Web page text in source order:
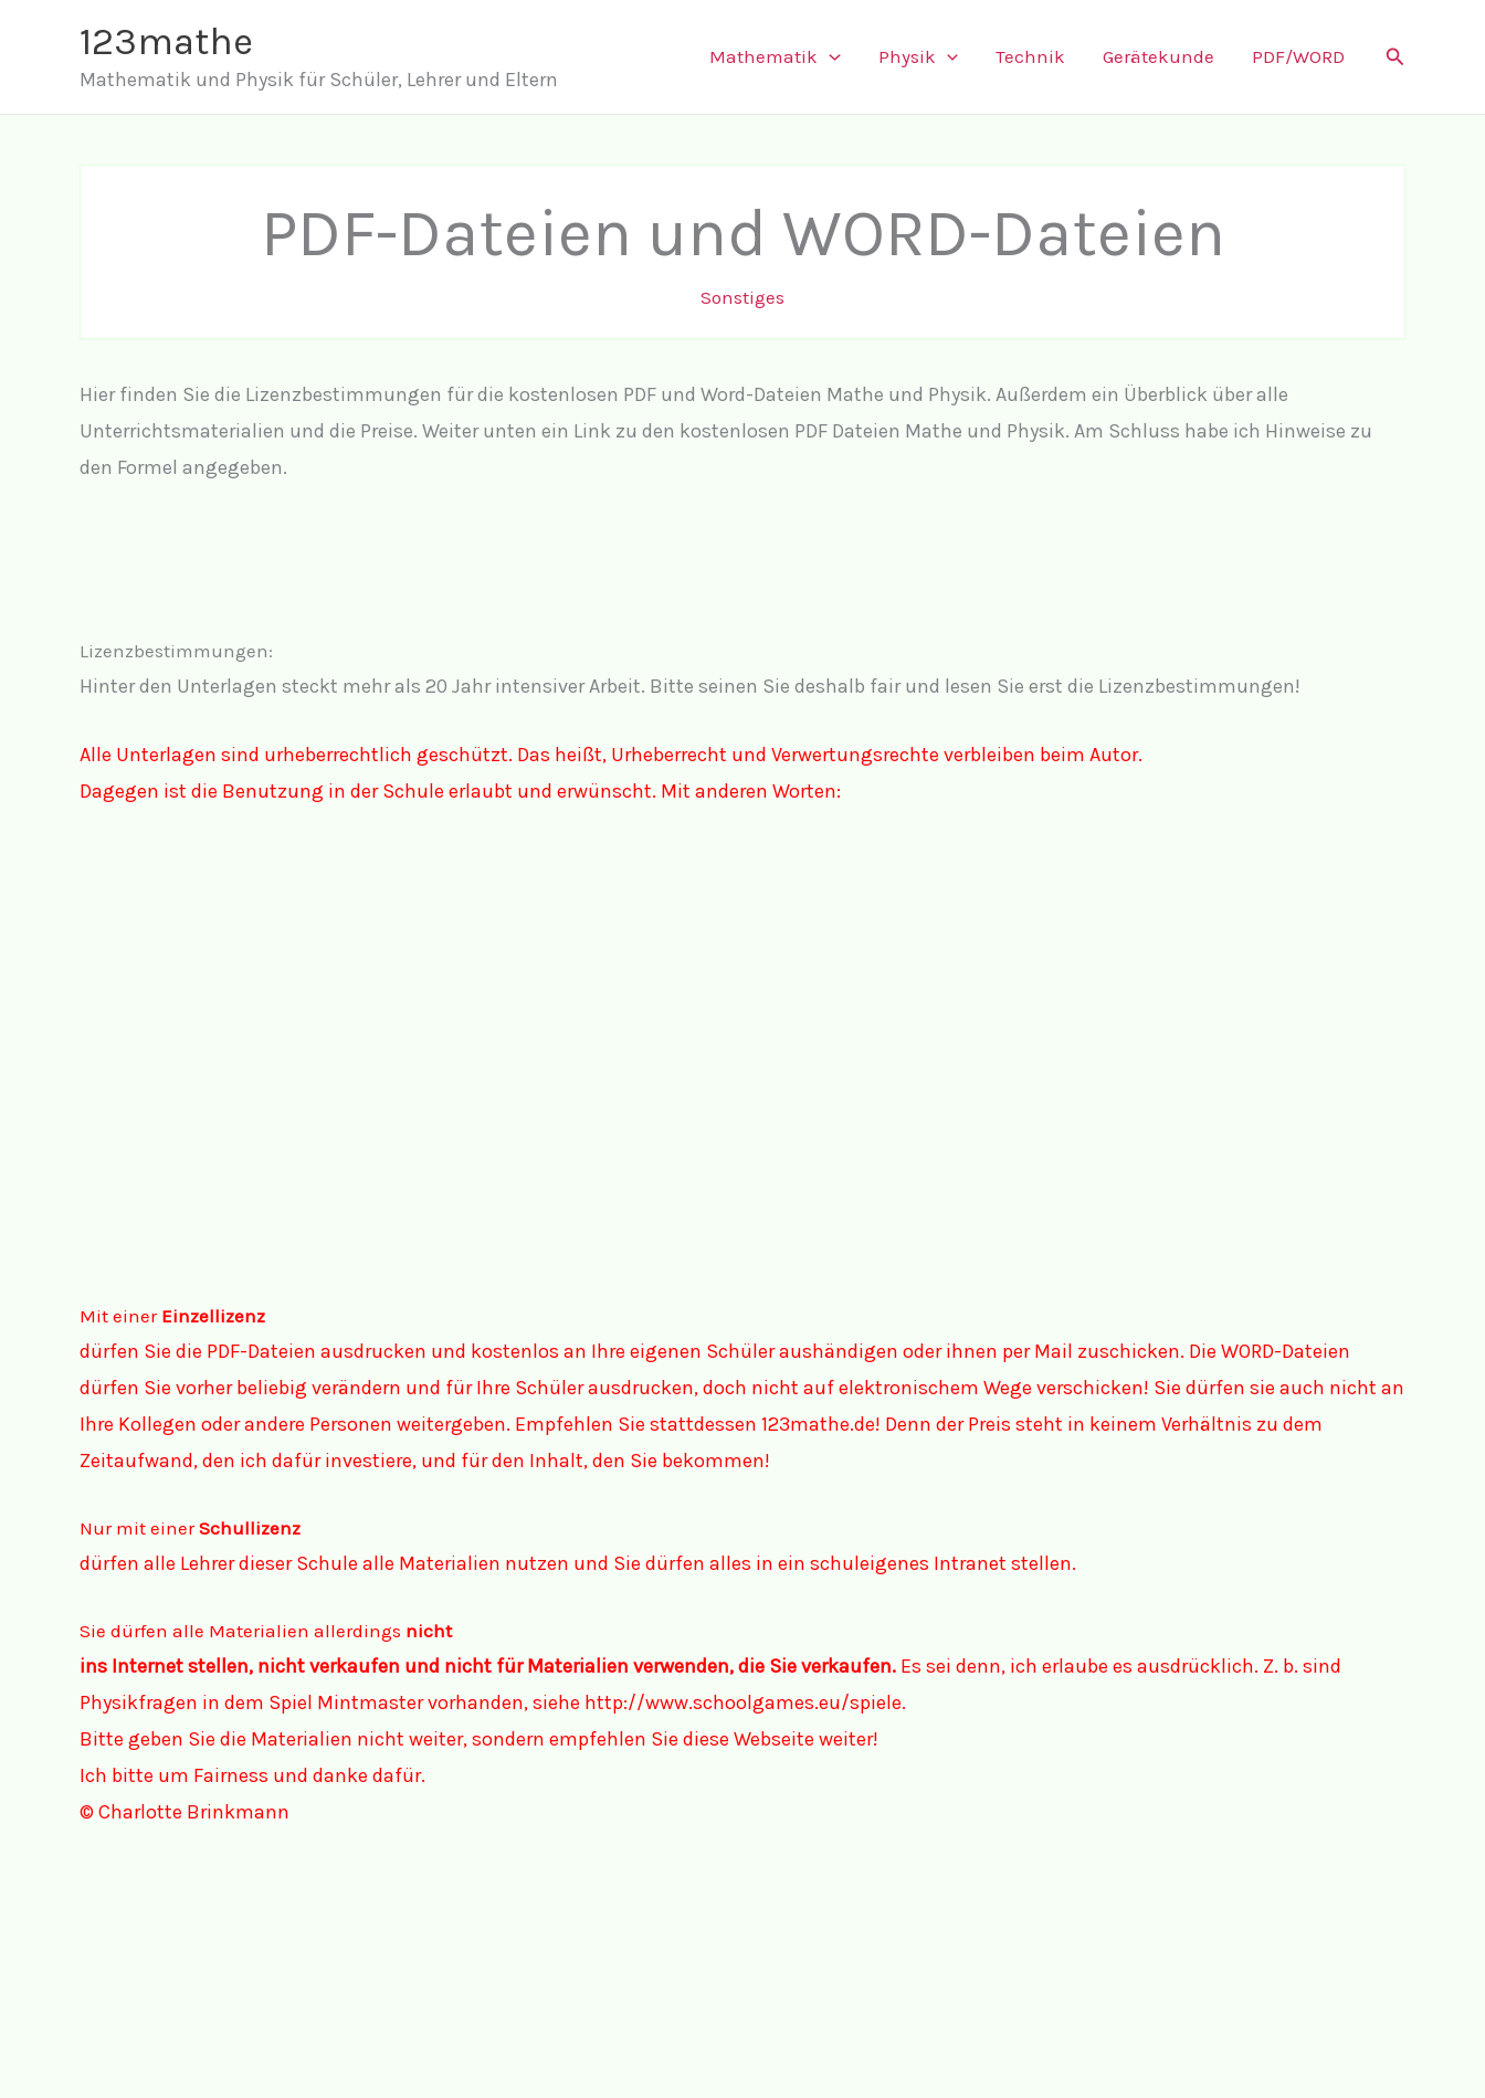
123mathe
Mathematik und Physik für Schüler, Lehrer und Eltern
Mathematik Physik Technik Gerätekunde PDF/WORD Suchen
PDF-Dateien und WORD-Dateien
Sonstiges
Hier finden Sie die Lizenzbestimmungen für die kostenlosen PDF und Word-Dateien Mathe und Physik. Außerdem ein Überblick über alle
Unterrichtsmaterialien und die Preise. Weiter unten ein Link zu den kostenlosen PDF Dateien Mathe und Physik. Am Schluss habe ich Hinweise zu
den Formel angegeben.
Lizenzbestimmungen:
Hinter den Unterlagen steckt mehr als 20 Jahr intensiver Arbeit. Bitte seinen Sie deshalb fair und lesen Sie erst die Lizenzbestimmungen!
Alle Unterlagen sind urheberrechtlich geschützt. Das heißt, Urheberrecht und Verwertungsrechte verbleiben beim Autor.
Dagegen ist die Benutzung in der Schule erlaubt und erwünscht. Mit anderen Worten:
Mit einer Einzellizenz
dürfen Sie die PDF-Dateien ausdrucken und kostenlos an Ihre eigenen Schüler aushändigen oder ihnen per Mail zuschicken. Die WORD-Dateien
dürfen Sie vorher beliebig verändern und für Ihre Schüler ausdrucken, doch nicht auf elektronischem Wege verschicken! Sie dürfen sie auch nicht an
Ihre Kollegen oder andere Personen weitergeben. Empfehlen Sie stattdessen 123mathe.de! Denn der Preis steht in keinem Verhältnis zu dem
Zeitaufwand, den ich dafür investiere, und für den Inhalt, den Sie bekommen!
Nur mit einerSchullizenz
dürfen alle Lehrer dieser Schule alle Materialien nutzen und Sie dürfen alles in ein schuleigenes Intranet stellen.
Sie dürfen alle Materialien allerdings nicht
ins Internet stellen, nicht verkaufen und nicht für Materialien verwenden, die Sie verkaufen. Es sei denn, ich erlaube es ausdrücklich. Z. b. sind
Physikfragen in dem Spiel Mintmaster vorhanden, siehe http://www.schoolgames.eu/spiele.
Bitte geben Sie die Materialien nicht weiter, sondern empfehlen Sie diese Webseite weiter!
Ich bitte um Fairness und danke dafür.
© Charlotte Brinkmann